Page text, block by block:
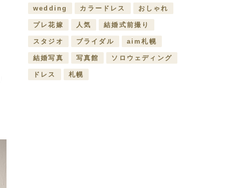
wedding カラードレス おしゃれ
プレ花嫁 人気 結婚式前撮り
スタジオ ブライダル aim札幌
結婚写真 写真館 ソロウェディング
ドレス 札幌